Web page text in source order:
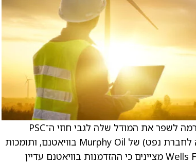
. . ב־Wells Fargo מציינים כי תובנות מוובינר אחרון סייעו לפירמה לשפר את המודל שלה לגבי חוזי ה־PSC
(production sharing contracts – סוג של הסכם בין ממשלה לחברת נפט) של Murphy Oil בוויאטנם, ותומכות
בערך ארוך הטווח של הפרויקטים הימיים שלה. עם זאת, Wells Fargo מציינים כי ההזדמנות בוויאטנם עדיין